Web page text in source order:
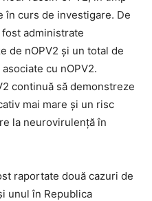
curs de investigare. De
administrate
de nOPV2 și un total de
cu nOPV2.
continuă să demonstreze
mai mare și un risc
la neurovirulență în
raportate două cazuri de
unul în Republica